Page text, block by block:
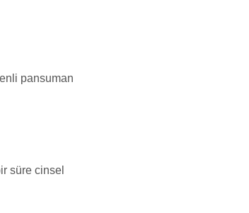
pansuman
süre cinsel